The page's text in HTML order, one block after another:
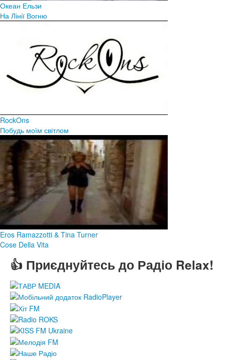
Океан Ельзи
На Лінії Вогню
RockOns
Побудь моїм світлом
Eros Ramazzotti & Tina Turner
Cose Della Vita
👍 Приєднуйтесь до Радіо Relax!